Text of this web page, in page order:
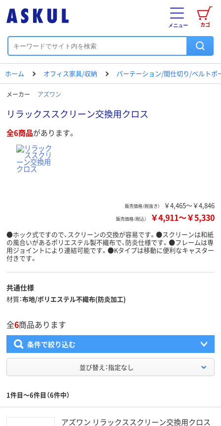
カゴ
メニュー
ホーム オフィス家具/収納 パーテーション/間仕切り/ベルトポ
メーカー アズワン
リラックススクリーン交換用クロス
全6商品があります。
販売価格（税抜き） ￥4,465～￥4,846
販売価格（税込） ￥4,911～￥5,330
●ホック式ですので、スクリーンの交換が容易です。●スクリーンは和紙
の風合いがあるポリエステル製不織布で、防炎仕様です。●フレームは専
用ジョイントにより連結可能です。●Kタイプは移動に便利なキャスター
付きです。
共通仕様
材質 布地/ポリエステル不織布(防炎加工)
全6商品あります
条件で絞り込む
並び替え：指定なし
1件目～6件目（6件中）
アズワン リラックススクリーン交換用クロス